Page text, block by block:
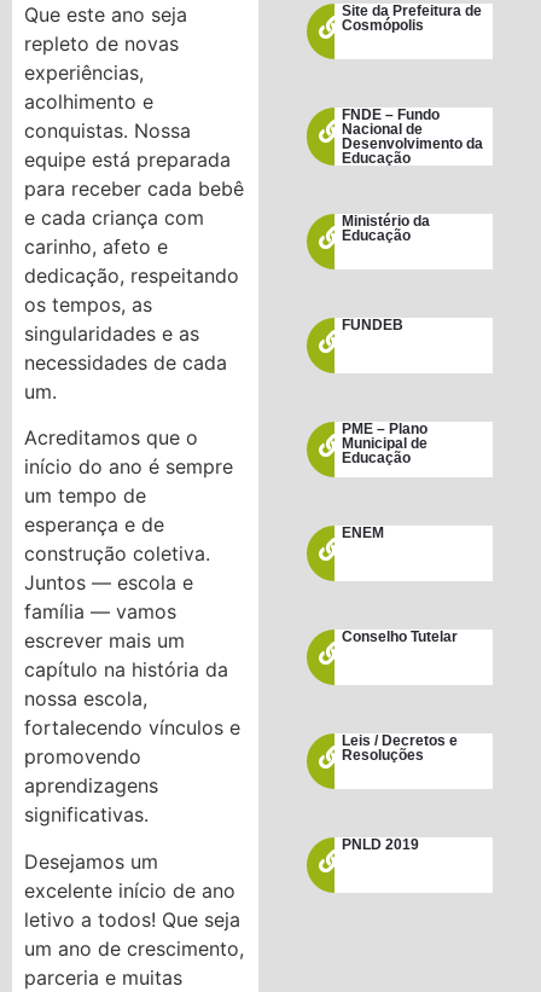
Que este ano seja
repleto de novas
experiências,
acolhimento e
conquistas. Nossa
equipe está preparada
para receber cada bebê
e cada criança com
carinho, afeto e
dedicação, respeitando
os tempos, as
singularidades e as
necessidades de cada
um.
Acreditamos que o
início do ano é sempre
um tempo de
esperança e de
construção coletiva.
Juntos — escola e
família — vamos
escrever mais um
capítulo na história da
nossa escola,
fortalecendo vínculos e
promovendo
aprendizagens
significativas.
Desejamos um
excelente início de ano
letivo a todos! Que seja
um ano de crescimento,
parceria e muitas
Site da Prefeitura de
Cosmópolis
FNDE – Fundo
Nacional de
Desenvolvimento da
Educação
Ministério da
Educação
FUNDEB
PME – Plano
Municipal de
Educação
ENEM
Conselho Tutelar
Leis / Decretos e
Resoluções
PNLD 2019